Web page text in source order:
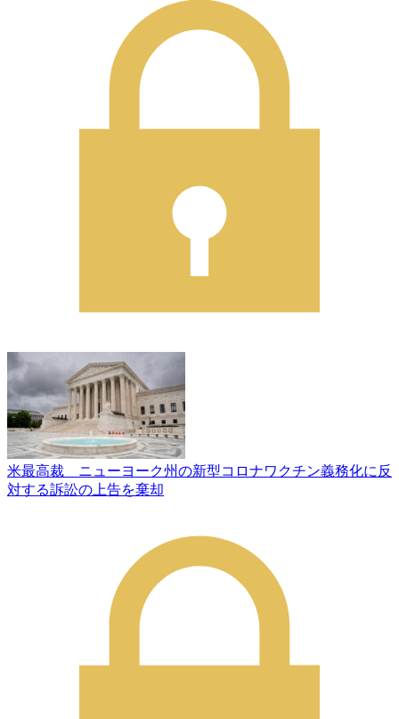
米最高裁 ニューヨーク州の新型コロナワクチン義務化に反
対する訴訟の上告を棄却